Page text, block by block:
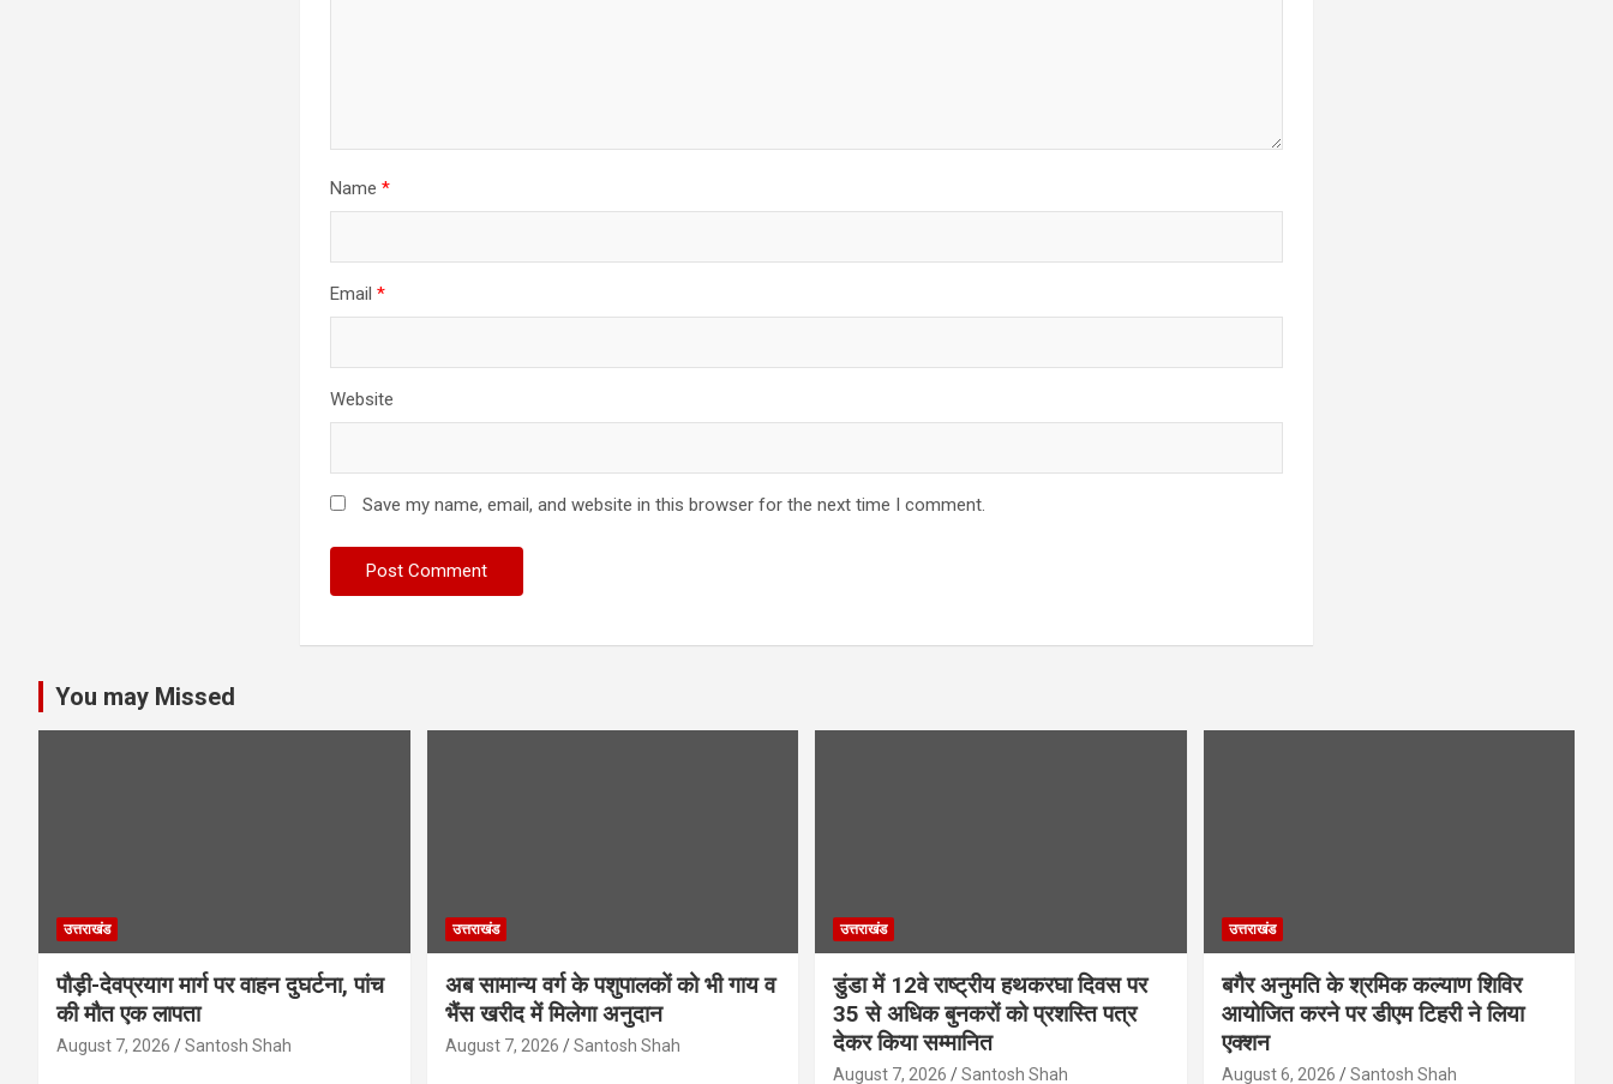
Name*
Email*
Website
Save my name, email, and website in this browser for the next time I comment.
You may Missed
उत्तराखंड
पौड़ी-देवप्रयाग मार्ग पर वाहन दुघर्टना, पांच
की मौत एक लापता
August 7, 2026 Santosh Shah
उत्तराखंड
अब सामान्य वर्ग के पशुपालकों को भी गाय व
भैंस खरीद में मिलेगा अनुदान
August 7, 2026 Santosh Shah
उत्तराखंड
डुंडा में 12वे राष्ट्रीय हथकरघा दिवस पर
35 से अधिक बुनकरों को प्रशस्ति पत्र
देकर किया सम्मानित
August 7, 2026 Santosh Shah
उत्तराखंड
बगैर अनुमति के श्रमिक कल्याण शिविर
आयोजित करने पर डीएम टिहरी ने लिया
एक्शन
August 6, 2026 Santosh Shah